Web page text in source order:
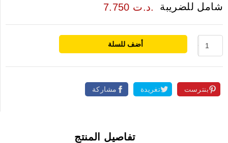
7.750 د.ت. شامل للضريبة
أضف للسلة
مشاركة تغريدة بنترست
تفاصيل المنتج